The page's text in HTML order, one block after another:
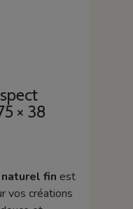
× 38
fin est
vos créations